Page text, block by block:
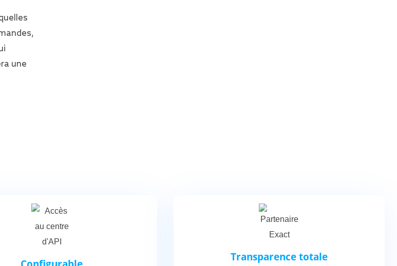
une
Transparence totale